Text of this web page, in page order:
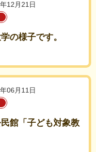
12月21日
の様子です。
06月11日
館「子ども対象教